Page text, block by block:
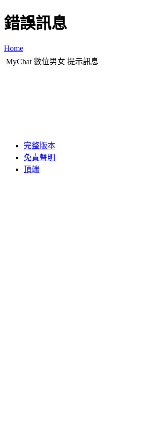
錯誤訊息
Home
MyChat 數位男女 提示訊息
完整版本
免責聲明
頂端